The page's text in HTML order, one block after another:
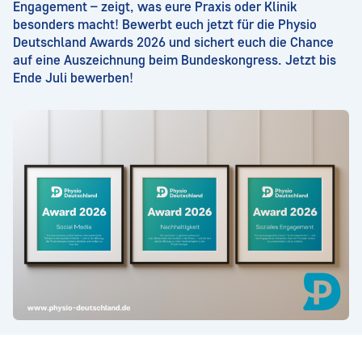
Engagement – zeigt, was eure Praxis oder Klinik
besonders macht! Bewerbt euch jetzt für die Physio
Deutschland Awards 2026 und sichert euch die Chance
auf eine Auszeichnung beim Bundeskongress. Jetzt bis
Ende Juli bewerben!